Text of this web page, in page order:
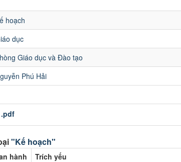
hoạch
dục
Giáo dục và Đào tạo
Phú Hải
"Kế hoạch"
hành
Trích yếu